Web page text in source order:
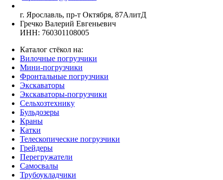
г. Ярославль, пр-т Октября, 87АлитД
Гречко Валерий Евгеньевич
ИНН: 760301108005
Каталог стёкол на:
Вилочные погрузчики
Мини-погрузчики
Фронтальные погрузчики
Экскаваторы
Экскаваторы-погрузчики
Сельхозтехнику
Бульдозеры
Краны
Катки
Телескопические погрузчики
Грейдеры
Перегружатели
Самосвалы
Трубоукладчики